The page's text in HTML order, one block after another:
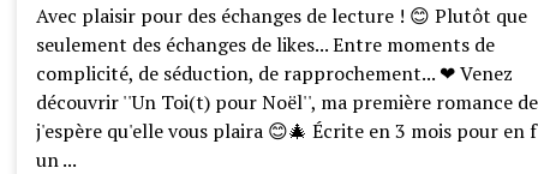
Avec plaisir pour des échanges de lecture ! 😊 Plutôt que
seulement des échanges de likes... Entre moments de
complicité, de séduction, de rapprochement... ❤ Venez
découvrir ''Un Toi(t) pour Noël'', ma première romance
j'espère qu'elle vous plaira 😊🎄 Écrite en 3 mois pour en
un ...